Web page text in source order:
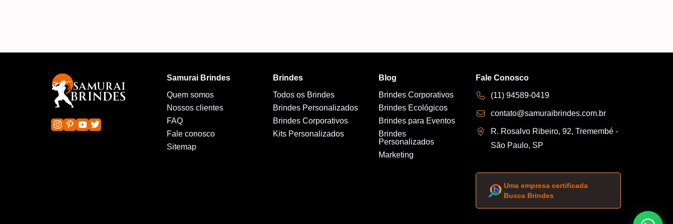
Samurai Brindes
Quem somos
Nossos clientes
FAQ
Fale conosco
Sitemap
Brindes
Todos os Brindes
Brindes Personalizados
Brindes Corporativos
Kits Personalizados
Blog
Brindes Corporativos
Brindes Ecológicos
Brindes para Eventos
Brindes
Personalizados
Marketing
Fale Conosco
(11) 94589-0419
contato@samuraibrindes.com.br
R. Rosalvo Ribeiro, 92, Tremembé -
São Paulo, SP
Uma empresa certificada
Busca Brindes